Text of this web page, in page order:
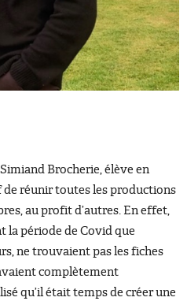
Brocherie, élève en
réunir toutes les productions
au profit d’autres. En effet,
la période de Covid que
ne trouvaient pas les fiches
complètement
qu’il était temps de créer une